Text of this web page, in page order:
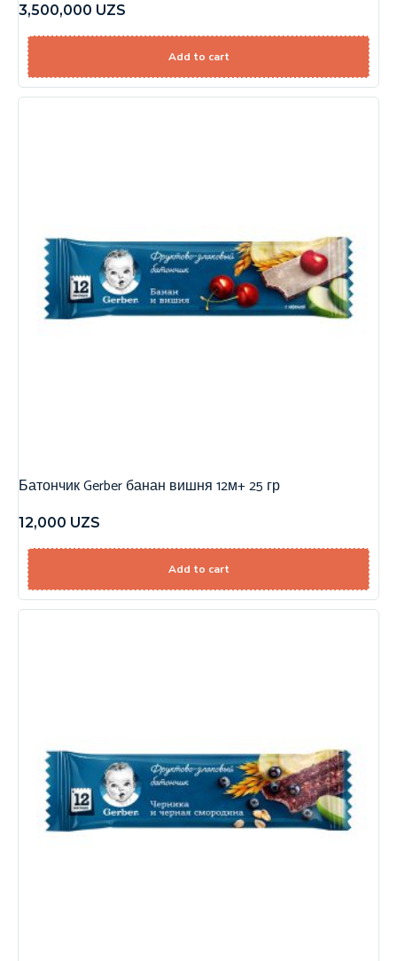
3,500,000 UZS
Add to cart
Батончик Gerber банан вишня 12м+ 25 гр
12,000 UZS
Add to cart